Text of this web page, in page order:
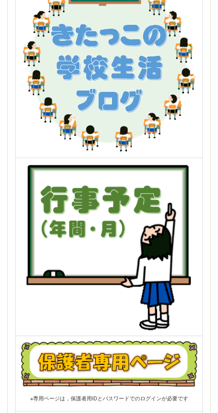
※専用ページは，保護者用IDとパスワードでのログインが必要です